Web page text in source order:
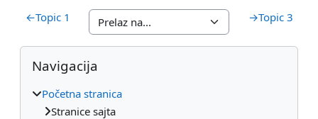
←Topic 1 →Topic 3
Blokovi
Preskoči Navigacija
Navigacija
Početna stranica
Stranice sajta